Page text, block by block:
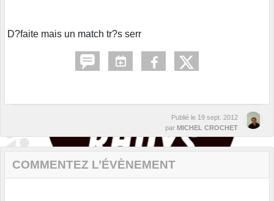
D?faite mais un match tr?s serr
Publié le 19 sept. 2012
par MICHEL CROCHET
COMMENTEZ L’ÉVÈNEMENT